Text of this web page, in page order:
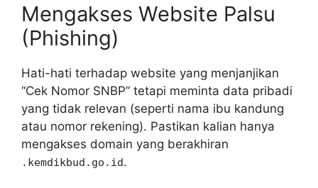
Mengakses Website Palsu
(Phishing)
Hati-hati terhadap website yang menjanjikan
“Cek Nomor SNBP” tetapi meminta data pribadi
yang tidak relevan (seperti nama ibu kandung
atau nomor rekening). Pastikan kalian hanya
mengakses domain yang berakhiran
.kemdikbud.go.id.